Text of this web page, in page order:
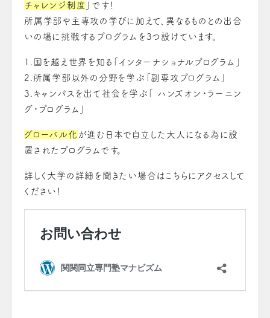
チャレンジ制度
」です！
所属学部や主専攻の学びに加えて、異なるものとの出合
いの場に挑戦するプログラムを3つ設けています。
1.国を越え世界を知る「インターナショナルプログラム」
2.所属学部以外の分野を学ぶ「副専攻プログラム」
3.キャンパスを出て社会を学ぶ「 ハンズオン・ラーニン
グ・プログラム」
グローバル化 が進む日本で自立した大人になる為に設
置されたプログラムです。
詳しく大学の詳細を聞きたい場合はこちらにアクセスして
ください！